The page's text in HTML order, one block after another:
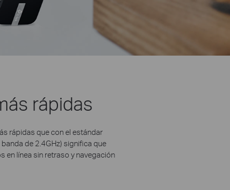
rápidas
rápidas que con el estándar
de 2.4GHz) significa que
en línea sin retraso y navegación